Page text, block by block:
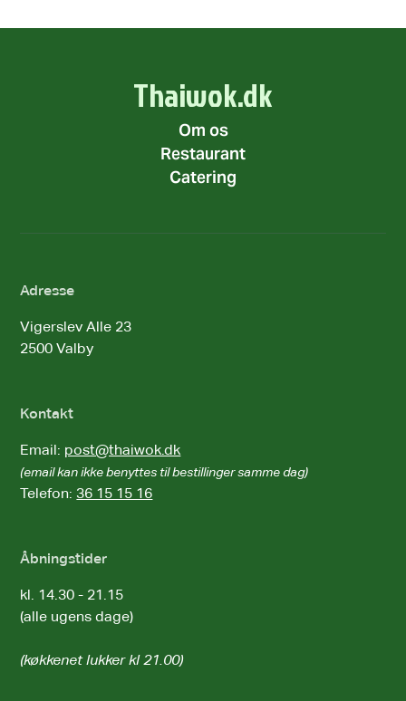
Thaiwok.dk
Om os
Restaurant
Catering
Adresse
Vigerslev Alle 23
2500 Valby
Kontakt
Email: post@thaiwok.dk
(email kan ikke benyttes til bestillinger samme dag)
Telefon: 36 15 15 16
Åbningstider
kl. 14.30 - 21.15
(alle ugens dage)
(køkkenet lukker kl 21.00)